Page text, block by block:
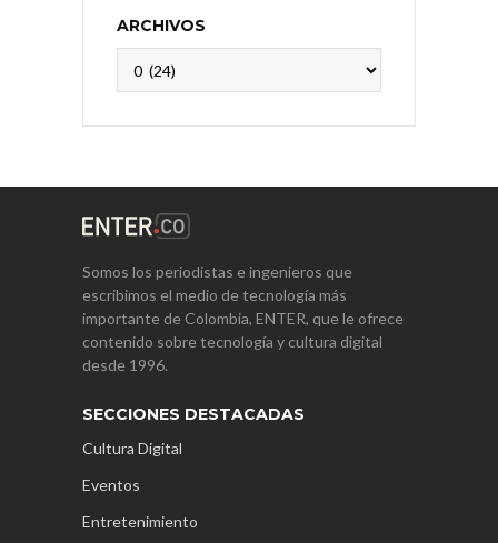
ARCHIVOS
Somos los periodistas e ingenieros que
escribimos el medio de tecnología más
importante de Colombia, ENTER, que le ofrece
contenido sobre tecnología y cultura digital
desde 1996.
SECCIONES DESTACADAS
Cultura Digital
Eventos
Entretenimiento